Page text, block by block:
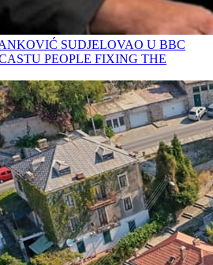
SUDJELOVAO U BBC
PEOPLE FIXING THE